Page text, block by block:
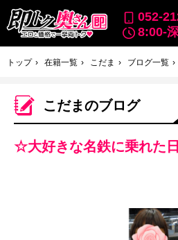
052-
8:00-
トップ 在籍一覧 こだま ブログ一覧
こだまのブログ
☆大好きな名鉄に乗れた